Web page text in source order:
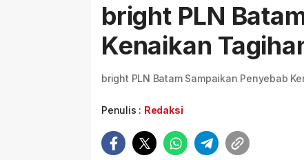
bright PLN
Kenaikan
bright PLN Batam Sampaikan Penyebab
Penulis : Redaksi